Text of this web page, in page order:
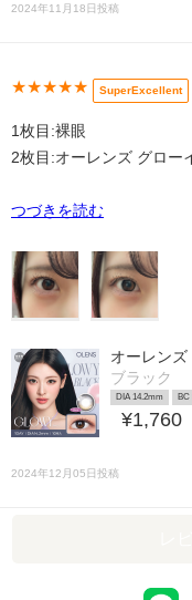
2024年11月18日投稿
★★★★★ SuperExcellent
1枚目:裸眼
2枚目:オーレンズ グロー
つづきを読む
オーレン
ブラック
DIA 14.2mm BC
¥1,760
2024年12月05日投稿